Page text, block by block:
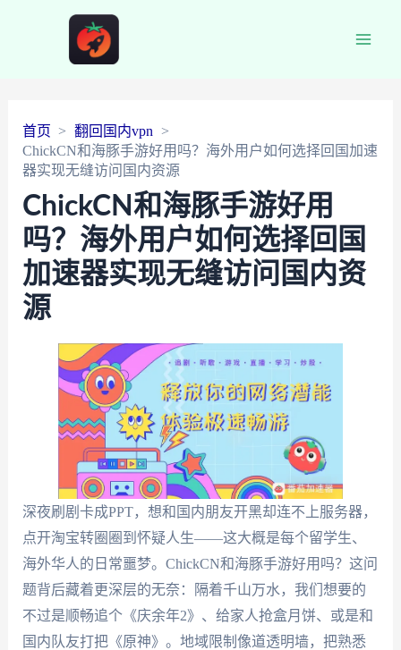
首页
翻回国内vpn
ChickCN和海豚手游好用吗？海外用户如何选择回国加速
器实现无缝访问国内资源
ChickCN和海豚手游好用
吗？海外用户如何选择回国
加速器实现无缝访问国内资
源
深夜刷剧卡成PPT，想和国内朋友开黑却连不上服务器，
点开淘宝转圈圈到怀疑人生——这大概是每个留学生、
海外华人的日常噩梦。ChickCN和海豚手游好用吗？这问
题背后藏着更深层的无奈：隔着千山万水，我们想要的
不过是顺畅追个《庆余年2》、给家人抢盒月饼、或是和
国内队友打把《原神》。地域限制像道透明墙，把熟悉